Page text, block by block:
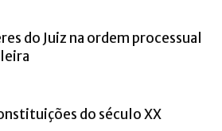
do Juiz na ordem processual
do século XX